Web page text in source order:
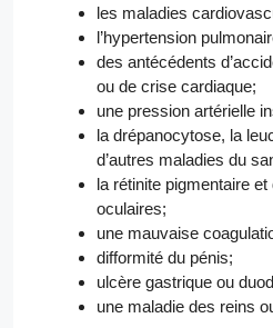
les maladies
l’hypertension
des antécédents
ou de crise cardiaque;
une pression artérielle
la drépanocytose, la
d’autres maladies du
la rétinite pigmentaire et
oculaires;
une mauvaise
difformité du pénis;
ulcère gastrique ou
une maladie des reins